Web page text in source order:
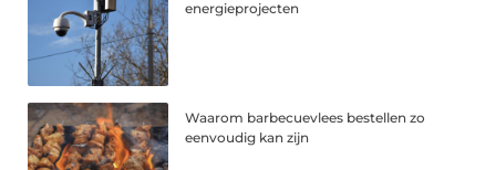
energieprojecten
Waarom barbecuevlees bestellen zo
eenvoudig kan zijn